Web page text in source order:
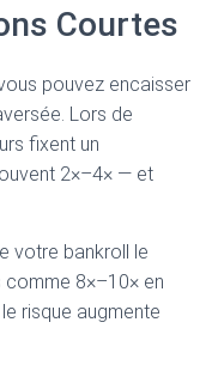
Courtes
pouvez encaisser
Lors de
fixent un
2×–4× — et
votre bankroll le
8×–10× en
risque augmente